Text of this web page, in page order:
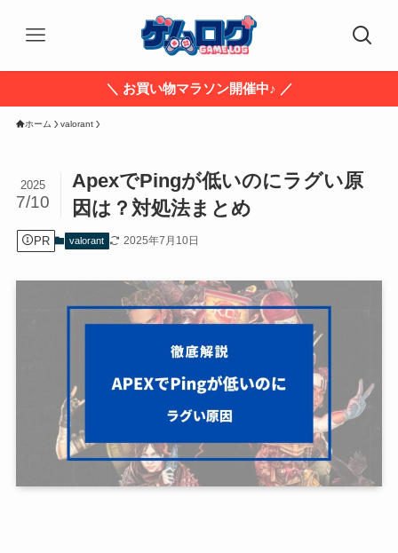
＼ お買い物マラソン開催中♪ ／
ホーム valorant
ApexでPingが低いのにラグい原
因は？対処法まとめ
2025
7/10
PR valorant 2025年7月10日